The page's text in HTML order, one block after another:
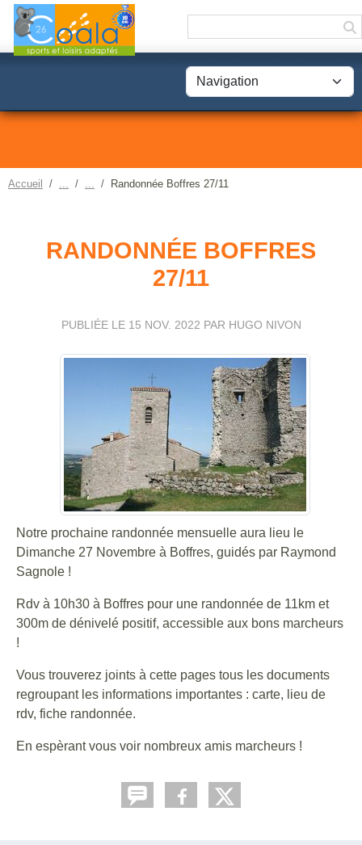
Accueil Randonnée Boffres 27/11
RANDONNÉE BOFFRES
27/11
PUBLIÉE LE 15 NOV. 2022 PAR HUGO NIVON
Notre prochaine randonnée mensuelle aura lieu le
Dimanche 27 Novembre à Boffres, guidés par Raymond
Sagnole !
Rdv à 10h30 à Boffres pour une randonnée de 11km et
300m de dénivelé positif, accessible aux bons marcheurs
!
Vous trouverez joints à cette pages tous les documents
regroupant les informations importantes : carte, lieu de
rdv, fiche randonnée.
En espèrant vous voir nombreux amis marcheurs !
Panneau de gestion des cookies